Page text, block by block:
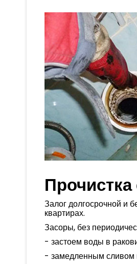
Прочистка
Залог долгосрочной и
квартирах.
Засоры, без
- застоем воды в
- замедленным сливом